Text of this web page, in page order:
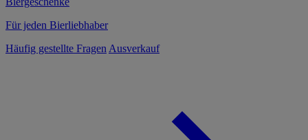
Für jeden Bierliebhaber
Häufig gestellte Fragen Ausverkauf